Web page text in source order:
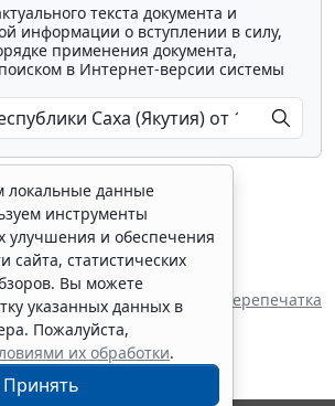
текста документа и
информации о вступлении в силу,
применения документа,
в Интернет-версии системы
все материалы
Саха Перепечатка
данные
инструменты
улучшения и обеспечения
сайта, статистических
Вы можете
указанных данных в
Пожалуйста,
их обработки.
Принять